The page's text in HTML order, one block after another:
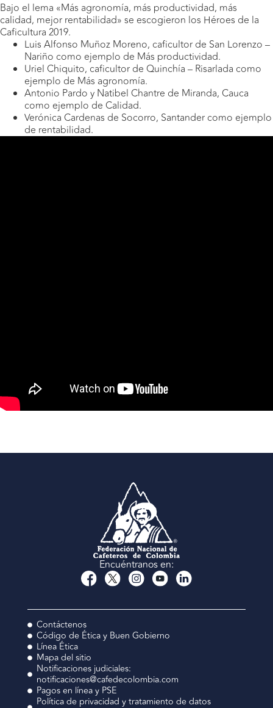
Bajo el lema «Más agronomía, más productividad, más
calidad, mejor rentabilidad» se escogieron los Héroes de la
Caficultura 2019.
Luis Alfonso Muñoz Moreno, caficultor de San Lorenzo –
Nariño como ejemplo de Más productividad.
Uriel Chiquito, caficultor de Quinchía – Risarlada como
ejemplo de Más agronomía.
Antonio Pardo y Natibel Chantre de Miranda, Cauca
como ejemplo de Calidad.
Verónica Cardenas de Socorro, Santander como ejemplo
de rentabilidad.
Encuéntranos en:
Contáctenos
Código de Ética y Buen Gobierno
Línea Ética
Mapa del sitio
Notificaciones judiciales:
notificaciones@cafedecolombia.com
Pagos en línea y PSE
Política de privacidad y tratamiento de datos